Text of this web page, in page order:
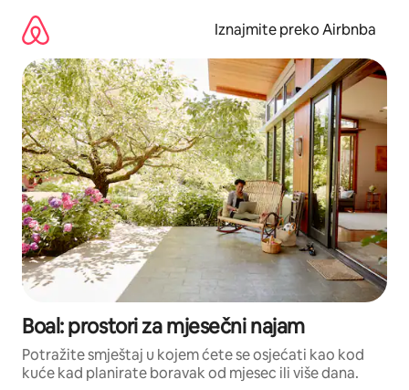
sadržaj
Iznajmite preko Airbnba
Boal: prostori za mjesečni najam
Potražite smještaj u kojem ćete se osjećati kao kod
kuće kad planirate boravak od mjesec ili više dana.